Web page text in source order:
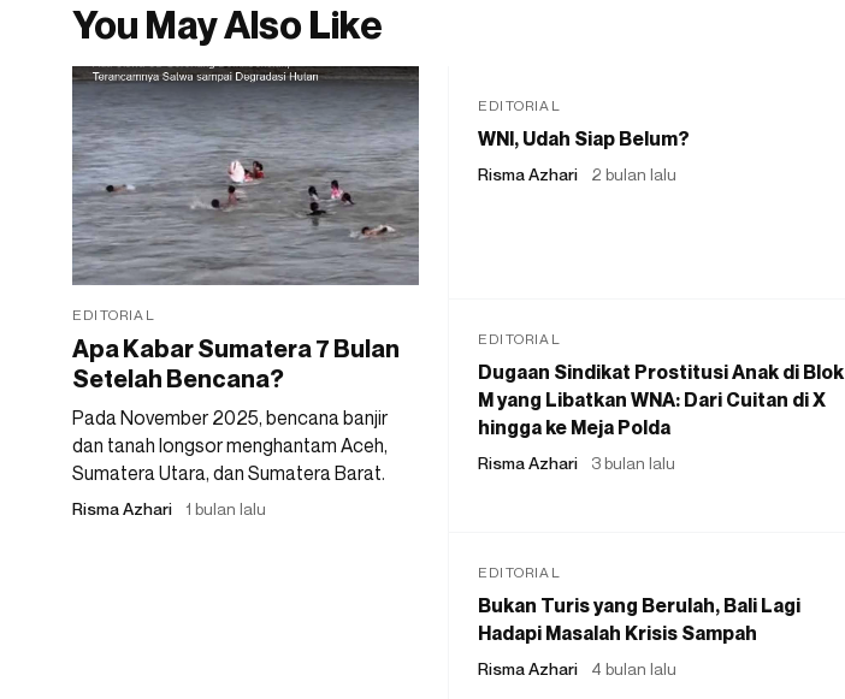
You May Also Like
EDITORIAL
Apa Kabar Sumatera 7 Bulan
Setelah Bencana?
Pada November 2025, bencana banjir
dan tanah longsor menghantam Aceh,
Sumatera Utara, dan Sumatera Barat.
Risma Azhari 1 bulan lalu
EDITORIAL
WNI, Udah Siap Belum?
Risma Azhari 2 bulan lalu
EDITORIAL
Dugaan Sindikat Prostitusi Anak di Blok
M yang Libatkan WNA: Dari Cuitan di X
hingga ke Meja Polda
Risma Azhari 3 bulan lalu
EDITORIAL
Bukan Turis yang Berulah, Bali Lagi
Hadapi Masalah Krisis Sampah
Risma Azhari 4 bulan lalu